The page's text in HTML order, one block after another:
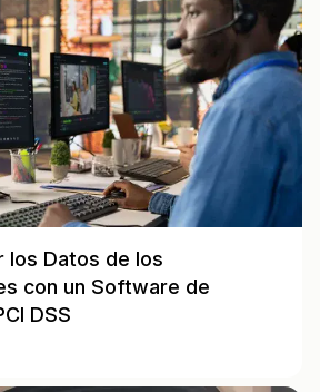
los Datos de los
con un Software de
DSS